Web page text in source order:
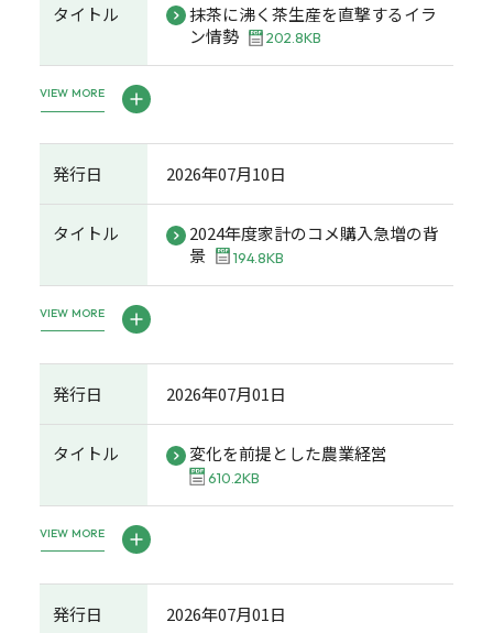
タイトル
抹茶に沸く茶生産を直撃するイラ
ン情勢
202.8KB
VIEW MORE
発行日 2026年07月10日
タイトル
2024年度家計のコメ購入急増の背
景
194.8KB
VIEW MORE
発行日 2026年07月01日
タイトル 変化を前提とした農業経営
610.2KB
VIEW MORE
発行日 2026年07月01日